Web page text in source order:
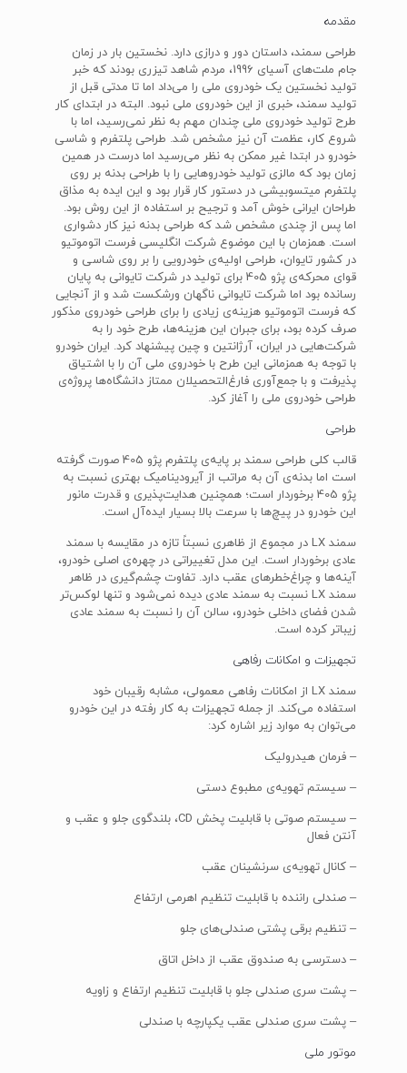
مقدمه
طراحی سمند، داستان دور و درازی دارد. نخستین بار در زمان
جام ملت‌های آسیای 1996، مردم شاهد تیزری بودند که خبر
تولید نخستین یک خودروی ملی را می‌داد اما تا مدتی قبل از
تولید سمند، خبری از این خودروی ملی نبود. البته در ابتدای کار
طرح تولید خودروی ملی چندان مهم به نظر نمی‌رسید، اما با
شروع کار، عظمت آن نیز مشخص شد. طراحی پلتفرم و شاسی
خودرو در ابتدا غیر ممکن به نظر می‌رسید اما درست در همین
زمان بود که مالزی تولید خودروهایی را با طراحی بدنه بر روی
پلتفرم میتسوبیشی در دستور کار قرار بود و این ایده به مذاق
طراحان ایرانی خوش آمد و ترجیح بر استفاده از این روش بود.
اما پس از چندی مشخص شد که طراحی بدنه نیز کار دشواری
است. همزمان با این موضوع شرکت انگلیسی فرست اتوموتیو
در کشور تایوان، طراحی اولیه‌ی خودرویی را بر روی شاسی و
قوای محرکه‌ی پژو 405 برای تولید در شرکت تایوانی به پایان
رسانده بود اما شرکت تایوانی ناگهان ورشکست شد و از آنجایی
که فرست اتوموتیو هزینه‌ی زیادی را برای طراحی خودروی مذکور
صرف کرده بود، برای جبران این هزینه‌ها، طرح خود را به
شرکت‌هایی در ایران، آرژانتین و چین پیشنهاد کرد. ایران خودرو
با توجه به همزمانی این طرح با خودروی ملی آن را با اشتیاق
پذیرفت و با جمع‌آوری فارغ‌التحصیلان ممتاز دانشگاه‌ها پروژه‌ی
طراحی خودروی ملی را آغاز کرد.
طراحی
قالب کلی طراحی سمند بر پایه‌ی پلتفرم پژو 405 صورت گرفته
است اما بدنه‌ی آن به مراتب از آیرودینامیک بهتری نسبت به
پژو 405 برخوردار است؛ همچنین هدایت‌پذیری و قدرت مانور
این خودرو در پیچ‌ها با سرعت بالا بسیار ایده‌آل است.
سمند LX در مجموع از ظاهری نسبتاً تازه در مقایسه با سمند
عادی برخوردار است. این مدل تغییراتی در چهره‌ی اصلی خودرو،
آینه‌ها و چراغ‌خطرهای عقب دارد. تفاوت چشم‌گیری در ظاهر
سمند LX نسبت به سمند عادی دیده نمی‌شود و تنها لوکس‌تر
شدن فضای داخلی خودرو، سالن آن را نسبت به سمند عادی
زیباتر کرده است.
تجهیزات و امکانات رفاهی
سمند LX از امکانات رفاهی معمولی، مشابه رقیبان خود
استفاده می‌کند. از جمله تجهیزات به کار رفته در این خودرو
می‌توان به موارد زیر اشاره کرد:
– فرمان هیدرولیک
– سیستم تهویه‌ی مطبوع دستی
– سیستم صوتی با قابلیت پخش CD، بلندگوی جلو و عقب و
آنتن فعال
– کانال تهویه‌ی سرنشینان عقب
– صندلی راننده با قابلیت تنظیم اهرمی ارتفاع
– تنظیم برقی پشتی صندلی‌های جلو
– دسترسی به صندوق عقب از داخل اتاق
– پشت سری صندلی جلو با قابلیت تنظیم ارتفاع و زاویه
– پشت سری صندلی عقب یکپارچه با صندلی
موتور ملی